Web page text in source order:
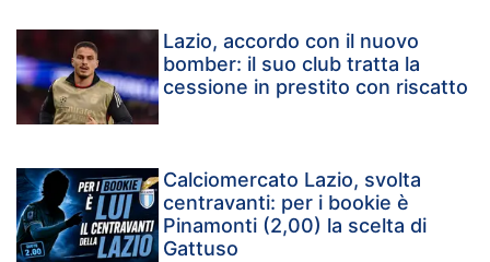
Lazio, accordo con il nuovo
bomber: il suo club tratta la
cessione in prestito con riscatto
Calciomercato Lazio, svolta
centravanti: per i bookie è
Pinamonti (2,00) la scelta di
Gattuso